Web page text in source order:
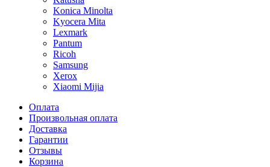
Konica Minolta
Kyocera Mita
Lexmark
Pantum
Ricoh
Samsung
Xerox
Xiaomi Mijia
Оплата
Произвольная оплата
Доставка
Гарантии
Отзывы
Корзина